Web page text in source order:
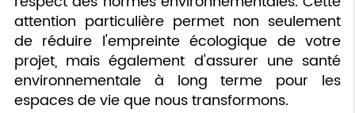
attention particulière permet non seulement
de réduire l'empreinte écologique de votre
projet, mais également d'assurer une santé
environnementale à long terme pour les
espaces de vie que nous transformons.